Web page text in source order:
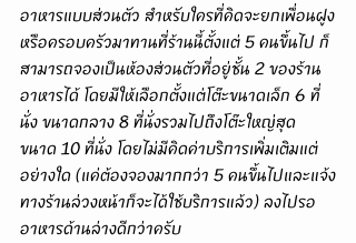
อาหารแบบส่วนตัว สำหรับใครที่คิดจะยกเพื่อนฝูง
หรือครอบครัวมาทานที่ร้านนี้ตั้งแต่ 5 คนขึ้นไป ก็
สามารถจองเป็นห้องส่วนตัวที่อยู่ชั้น 2 ของร้าน
อาหารได้ โดยมีให้เลือกตั้งแต่โต๊ะขนาดเล็ก 6 ที่
นั่ง ขนาดกลาง 8 ที่นั่งรวมไปถึงโต๊ะใหญ่สุด
ขนาด 10 ที่นั่ง โดยไม่มีคิดค่าบริการเพิ่มเติมแต่
อย่างใด (แค่ต้องจองมากกว่า 5 คนขึ้นไปและแจ้ง
ทางร้านล่วงหน้าก็จะได้ใช้บริการแล้ว) ลงไปรอ
อาหารด้านล่างดีกว่าครับ